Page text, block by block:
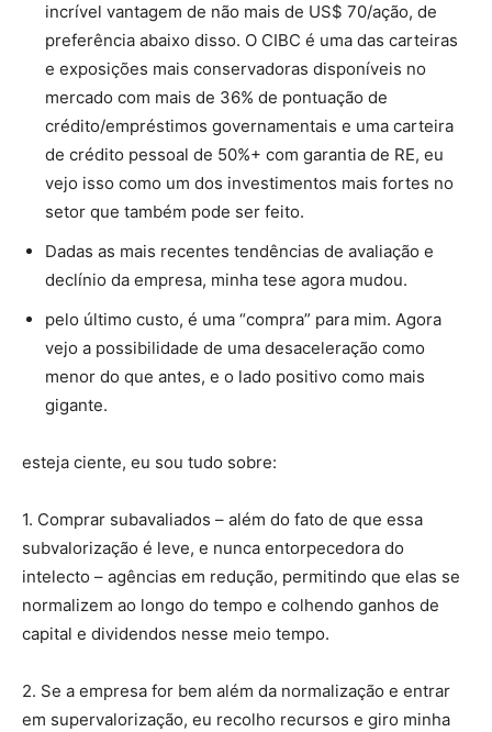
incrível vantagem de não mais de US$ 70/ação, de
preferência abaixo disso. O CIBC é uma das carteiras
e exposições mais conservadoras disponíveis no
mercado com mais de 36% de pontuação de
crédito/empréstimos governamentais e uma carteira
de crédito pessoal de 50%+ com garantia de RE, eu
vejo isso como um dos investimentos mais fortes no
setor que também pode ser feito.
Dadas as mais recentes tendências de avaliação e
declínio da empresa, minha tese agora mudou.
pelo último custo, é uma “compra” para mim. Agora
vejo a possibilidade de uma desaceleração como
menor do que antes, e o lado positivo como mais
gigante.
esteja ciente, eu sou tudo sobre:
1. Comprar subavaliados – além do fato de que essa
subvalorização é leve, e nunca entorpecedora do
intelecto – agências em redução, permitindo que elas se
normalizem ao longo do tempo e colhendo ganhos de
capital e dividendos nesse meio tempo.
2. Se a empresa for bem além da normalização e entrar
em supervalorização, eu recolho recursos e giro minha